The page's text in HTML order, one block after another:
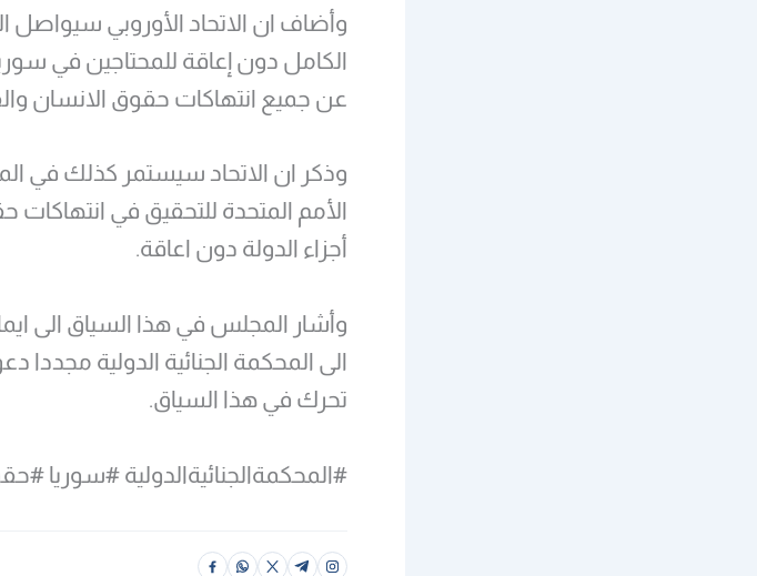
وأضاف ان الاتحاد الأوروبي
الكامل دون إعاقة للمحتاجين في
عن جميع انتهاكات حقوق الانسان
وذكر ان الاتحاد سيستمر كذلك في
الأمم المتحدة للتحقيق في
أجزاء الدولة دون اعاقة.
وأشار المجلس في هذا السياق الى
الى المحكمة الجنائية الدولية مجددا
تحرك في هذا السياق.
#المحكمةالجنائيةالدولية #سوريا